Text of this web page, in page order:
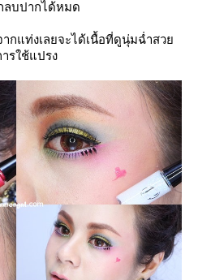
ลบปากได้หมด
ากแท่งเลยจะได้เนื้อที่ดูนุ่มฉ่ำสว
ารใช้แปรง